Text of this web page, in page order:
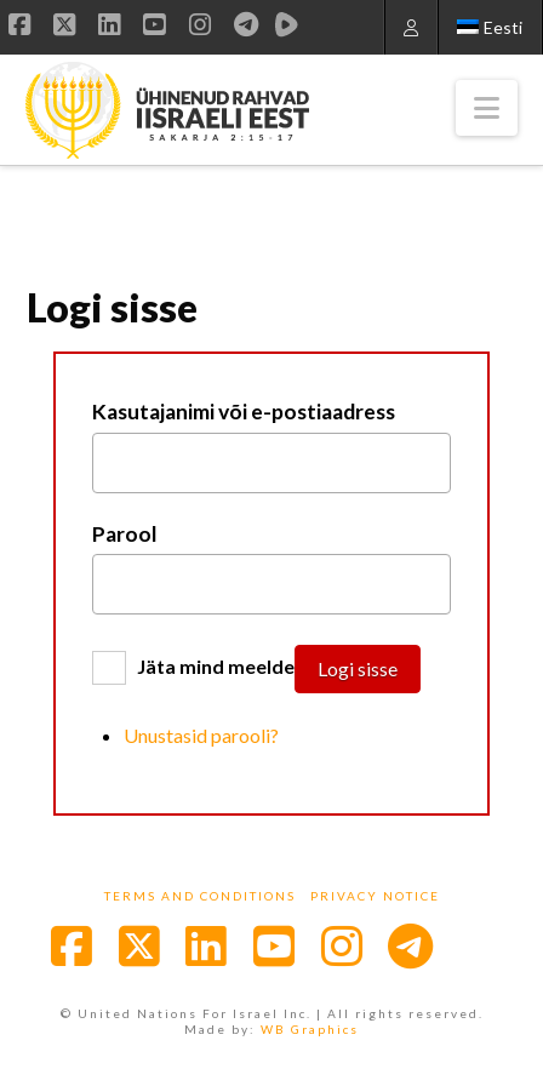
Eesti
Facebook
X LinkedIn
YouTube
Instagram
Logi sisse
Kasutajanimi või e-postiaadress
Parool
Jäta mind meelde Logi sisse
Unustasid parooli?
TERMS AND CONDITIONS PRIVACY NOTICE
© United Nations For Israel Inc. | All rights reserved.
Made by: WB Graphics